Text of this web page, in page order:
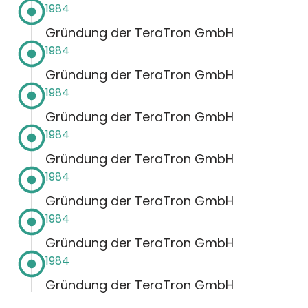
1984
Gründung der TeraTron GmbH
1984
Gründung der TeraTron GmbH
1984
Gründung der TeraTron GmbH
1984
Gründung der TeraTron GmbH
1984
Gründung der TeraTron GmbH
1984
Gründung der TeraTron GmbH
1984
Gründung der TeraTron GmbH